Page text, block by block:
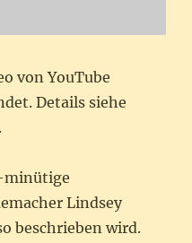
von YouTube
Details siehe
minütige
Lindsey
beschrieben wird.